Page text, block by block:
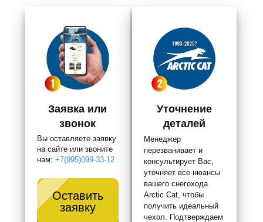
Заявка или
звонок
Вы оставляете заявку
на сайте или звоните
нам:+7(995)099-33-12
Оставить
заявку
Уточнение
деталей
Менеджер
перезванивает и
консультирует Вас,
уточняет все нюансы
вашего снегохода
Arctic Cat, чтобы
получить идеальный
чехол. Подтверждаем